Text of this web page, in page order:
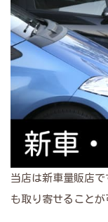
当店は新車量販店
も取り寄せることが